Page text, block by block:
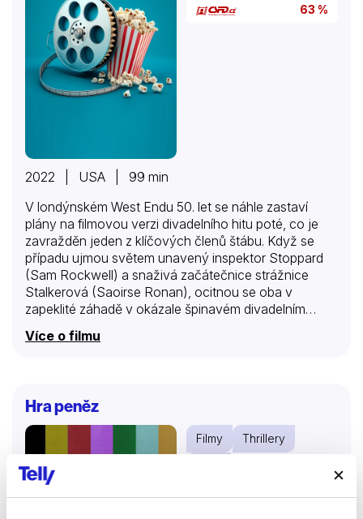
63 %
2022 | USA | 99 min
V londýnském West Endu 50. let se náhle zastaví
plány na filmovou verzi divadelního hitu poté, co je
zavražděn jeden z klíčových členů štábu. Když se
případu ujmou světem unavený inspektor Stoppard
(Sam Rockwell) a snaživá začátečnice strážnice
Stalkerová (Saoirse Ronan), ocitnou se oba v
zapeklité záhadě v okázale špinavém divadelním
nebezpečí.
Více o filmu
Hra peněz
Filmy
Thrillery